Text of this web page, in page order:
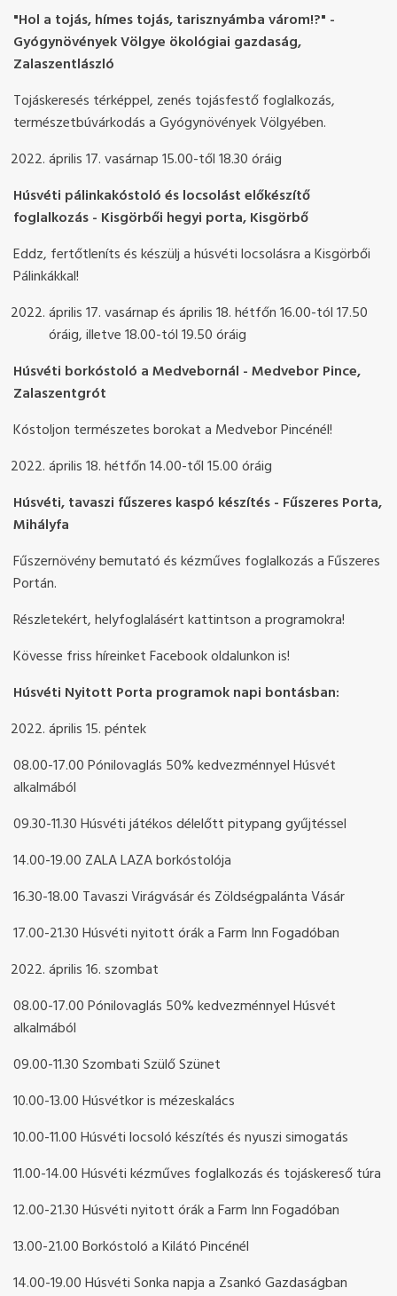
"Hol a tojás, hímes tojás, tarisznyámba várom!?" -
Gyógynövények Völgye ökológiai gazdaság,
Zalaszentlászló
Tojáskeresés térképpel, zenés tojásfestő foglalkozás,
természetbúvárkodás a Gyógynövények Völgyében.
április 17. vasárnap 15.00-től 18.30 óráig
Húsvéti pálinkakóstoló és locsolást előkészítő
foglalkozás - Kisgörbői hegyi porta, Kisgörbő
Eddz, fertőtleníts és készülj a húsvéti locsolásra a Kisgörbői
Pálinkákkal!
április 17. vasárnap és április 18. hétfőn 16.00-tól 17.50
óráig, illetve 18.00-tól 19.50 óráig
Húsvéti borkóstoló a Medvebornál - Medvebor Pince,
Zalaszentgrót
Kóstoljon természetes borokat a Medvebor Pincénél!
április 18. hétfőn 14.00-től 15.00 óráig
Húsvéti, tavaszi fűszeres kaspó készítés - Fűszeres Porta,
Mihályfa
Fűszernövény bemutató és kézműves foglalkozás a Fűszeres
Portán.
Részletekért, helyfoglalásért kattintson a programokra!
Kövesse friss híreinket Facebook oldalunkon is!
Húsvéti Nyitott Porta programok napi bontásban:
április 15. péntek
08.00-17.00 Pónilovaglás 50% kedvezménnyel Húsvét
alkalmából
09.30-11.30 Húsvéti játékos délelőtt pitypang gyűjtéssel
14.00-19.00 ZALA LAZA borkóstolója
16.30-18.00 Tavaszi Virágvásár és Zöldségpalánta Vásár
17.00-21.30 Húsvéti nyitott órák a Farm Inn Fogadóban
április 16. szombat
08.00-17.00 Pónilovaglás 50% kedvezménnyel Húsvét
alkalmából
09.00-11.30 Szombati Szülő Szünet
10.00-13.00 Húsvétkor is mézeskalács
10.00-11.00 Húsvéti locsoló készítés és nyuszi simogatás
11.00-14.00 Húsvéti kézműves foglalkozás és tojáskereső túra
12.00-21.30 Húsvéti nyitott órák a Farm Inn Fogadóban
13.00-21.00 Borkóstoló a Kilátó Pincénél
14.00-19.00 Húsvéti Sonka napja a Zsankó Gazdaságban